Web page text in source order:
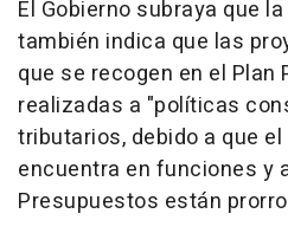
El Gobierno subraya que
también indica que las
que se recogen en el
realizadas a "políticas
tributarios, debido a que
encuentra en funciones y
Presupuestos están